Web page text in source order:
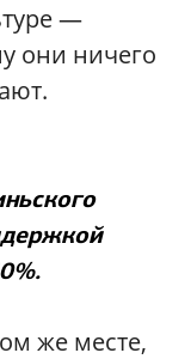
—
они ничего
же месте,